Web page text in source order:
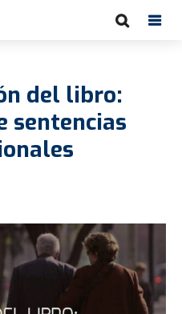
del libro:
sentencias